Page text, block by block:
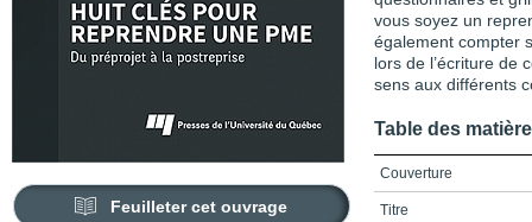
Feuilleter cet ouvrage
vous soyez un
également compter
lors de l’écriture de
sens aux différents
Table des
Couverture
Titre